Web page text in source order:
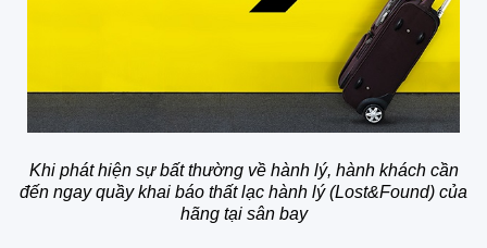
Khi phát hiện sự bất thường về hành lý, hành khách cần
đến ngay quầy khai báo thất lạc hành lý (Lost&Found) của
hãng tại sân bay